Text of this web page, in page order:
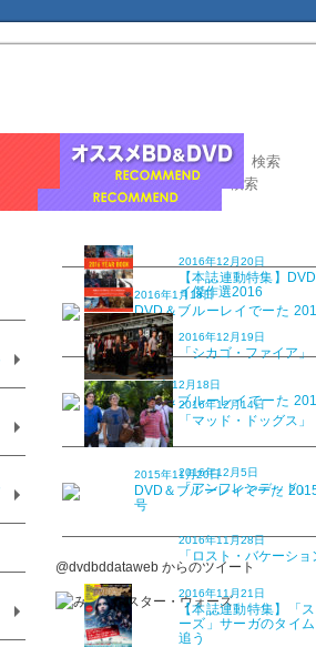
2016年1月18日
DVD＆ブルーレイでーた
号
2015年12月18日
DVD＆ブルーレイでーた
号
2015年11月20日
DVD＆ブルーレイでーた
号
@dvdbddataweb からのツイート
子供た
リンナ
われた
成され
賞も納
ィ・ダ
よう」
2016年12月20日
【本誌連動特集】
イ傑作選2016
2016年12月19日
「シカゴ・ファイア」
2016年12月14日
「マッド・ドッグス」
2016年12月5日
「アンフレンデッド」
2016年11月28日
「ロスト・バケーショ
2016年11月21日
【本誌連動特集】「
ーズ」サーガのタイ
追う